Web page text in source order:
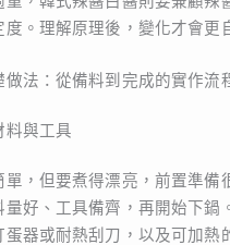
度。理解原理後，變化才會更
做法：從備料到完成的實作流
料與工具
單，但要煮得漂亮，前置準備
量好、工具備齊，再開始下鍋
蛋器或耐熱刮刀，以及可加熱